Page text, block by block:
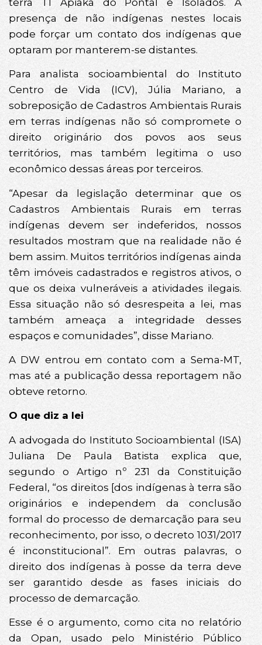
presença de não indígenas nestes locais
pode forçar um contato dos indígenas que
optaram por manterem-se distantes.
Para analista socioambiental do Instituto
Centro de Vida (ICV), Júlia Mariano, a
sobreposição de Cadastros Ambientais Rurais
em terras indígenas não só compromete o
direito originário dos povos aos seus
territórios, mas também legitima o uso
econômico dessas áreas por terceiros.
“Apesar da legislação determinar que os
Cadastros Ambientais Rurais em terras
indígenas devem ser indeferidos, nossos
resultados mostram que na realidade não é
bem assim. Muitos territórios indígenas ainda
têm imóveis cadastrados e registros ativos, o
que os deixa vulneráveis a atividades ilegais.
Essa situação não só desrespeita a lei, mas
também ameaça a integridade desses
espaços e comunidades”, disse Mariano.
A DW entrou em contato com a Sema-MT,
mas até a publicação dessa reportagem não
obteve retorno.
O que diz a lei
A advogada do Instituto Socioambiental (ISA)
Juliana De Paula Batista explica que,
segundo o Artigo nº 231 da Constituição
Federal, “os direitos [dos indígenas à terra são
originários e independem da conclusão
formal do processo de demarcação para seu
reconhecimento, por isso, o decreto 1031/2017
é inconstitucional”. Em outras palavras, o
direito dos indígenas à posse da terra deve
ser garantido desde as fases iniciais do
processo de demarcação.
Esse é o argumento, como cita no relatório
da Opan, usado pelo Ministério Público